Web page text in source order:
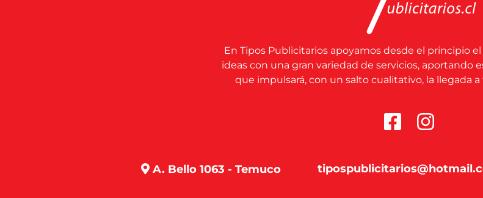
En Tipos Publicitarios apoyamos desde el principio
ideas con una gran variedad de servicios, aportando
que impulsará, con un salto cualitativo, la llegada
A. Bello 1063 - Temuco